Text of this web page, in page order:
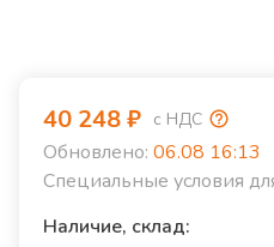
40 248₽ с НДС
Обновлено: 06.08 16:13
Специальные условия
Наличие, склад: